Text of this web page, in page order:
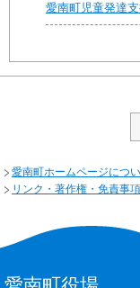
愛南町児童発達
愛南町ホームページにつ
リンク・著作権・免責事項